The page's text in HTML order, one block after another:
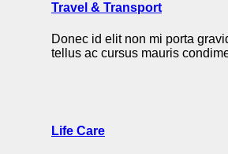
Travel & Transport
Donec id elit non mi porta
tellus ac cursus mauris
Life Care